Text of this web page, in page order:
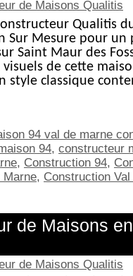
de Maisons Qualitis
Qualitis
Sur Mesure pour un
Saint Maur des
de cette
style classique
94 val de marne
94, constructeur
, Construction 94,
Marne, Construction
de Maisons
de Maisons Qualitis